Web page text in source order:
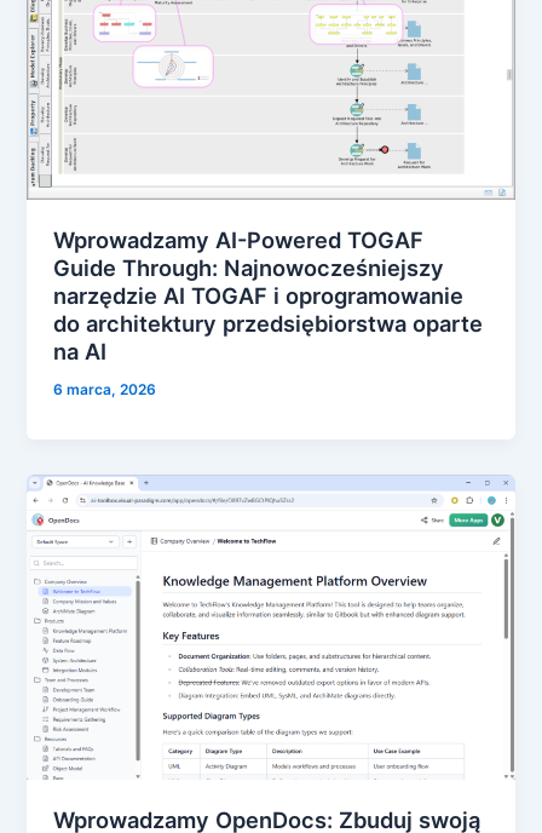
Wprowadzamy AI-Powered TOGAF
Guide Through: Najnowocześniejszy
narzędzie AI TOGAF i oprogramowanie
do architektury przedsiębiorstwa oparte
na AI
6 marca, 2026
Wprowadzamy OpenDocs: Zbuduj swoją